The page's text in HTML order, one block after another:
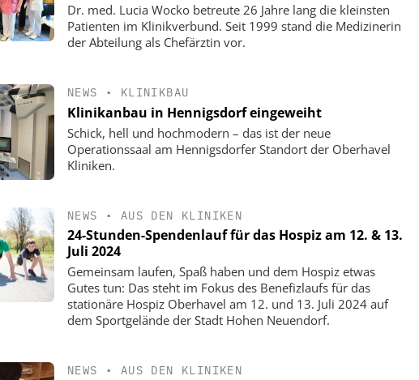
Dr. med. Lucia Wocko betreute 26 Jahre lang die kleinsten
Patienten im Klinikverbund. Seit 1999 stand die Medizinerin
der Abteilung als Chefärztin vor.
NEWS • KLINIKBAU
Klinikanbau in Hennigsdorf eingeweiht
Schick, hell und hochmodern – das ist der neue
Operationssaal am Hennigsdorfer Standort der Oberhavel
Kliniken.
NEWS • AUS DEN KLINIKEN
24-Stunden-Spendenlauf für das Hospiz am 12. & 13.
Juli 2024
Gemeinsam laufen, Spaß haben und dem Hospiz etwas
Gutes tun: Das steht im Fokus des Benefizlaufs für das
stationäre Hospiz Oberhavel am 12. und 13. Juli 2024 auf
dem Sportgelände der Stadt Hohen Neuendorf.
NEWS • AUS DEN KLINIKEN